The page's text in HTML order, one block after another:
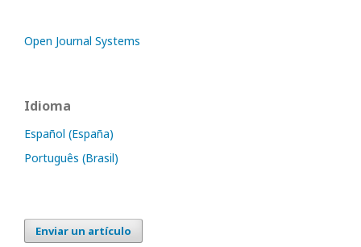
Open Journal Systems
Idioma
Español (España)
Português (Brasil)
Enviar un artículo